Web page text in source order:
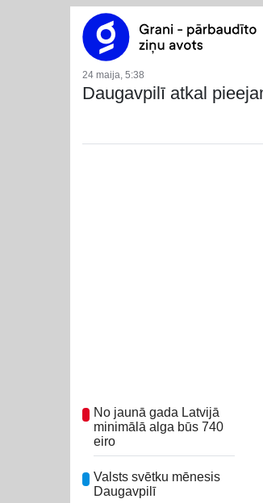
24 maija, 5:38
Daugavpilī atkal
No jaunā gada Latvijā
minimālā alga būs 740
eiro
Valsts svētku mēnesis
Daugavpilī